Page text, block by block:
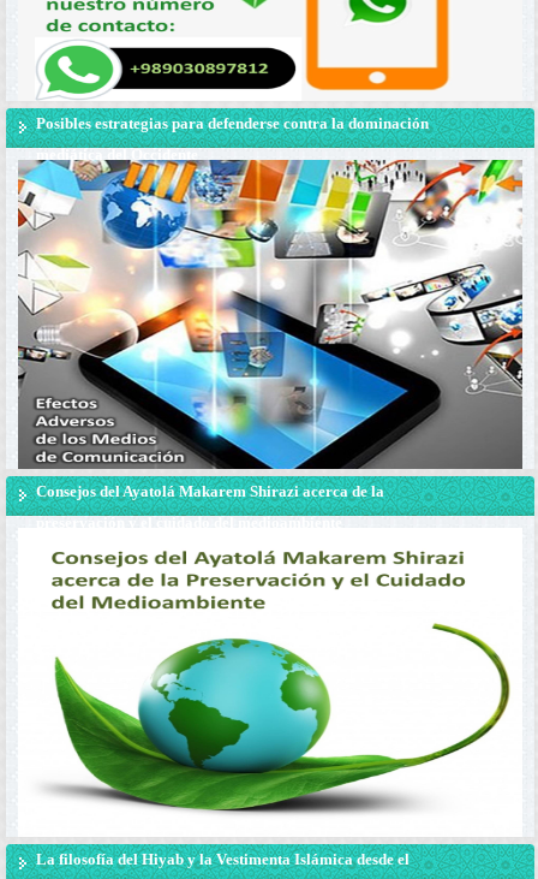
Posibles estrategias para defenderse contra la dominación
mediática del Occidente
Consejos del Ayatolá Makarem Shirazi acerca de la
preservación y el cuidado del medioambiente
La filosofía del Hiyab y la Vestimenta Islámica desde el